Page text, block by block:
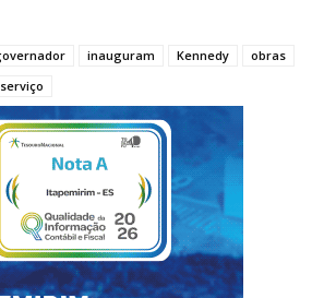
inauguram Kennedy
obras
serviço